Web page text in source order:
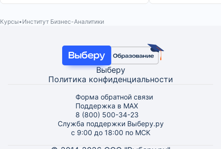
Курсы Институт Бизнес-Аналитики
Выберу
Политика конфиденциальности
Форма обратной связи
Поддержка в MAX
8 (800) 500-34-23
Служба поддержки Выберу.ру
с 9:00 до 18:00 по МСК